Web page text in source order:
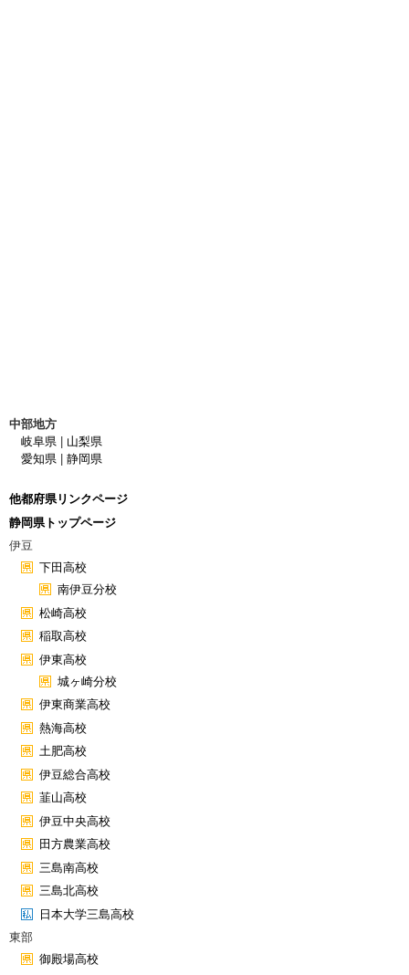
中部地方
岐阜県 | 山梨県
愛知県 | 静岡県
他都府県リンクページ
静岡県トップページ
伊豆
下田高校
南伊豆分校
松崎高校
稲取高校
伊東高校
城ヶ崎分校
伊東商業高校
熱海高校
土肥高校
伊豆総合高校
韮山高校
伊豆中央高校
田方農業高校
三島南高校
三島北高校
日本大学三島高校
東部
御殿場高校